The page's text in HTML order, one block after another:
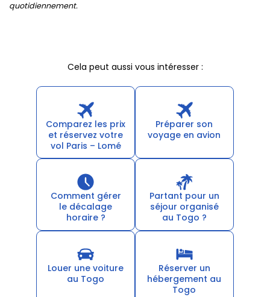
quotidiennement.
Cela peut aussi vous intéresser :
Comparez les prix
et réservez votre
vol Paris – Lomé
Préparer son
voyage en avion
Comment gérer
le décalage
horaire ?
Partant pour un
séjour organisé
au Togo ?
Louer une voiture
au Togo
Réserver un
hébergement au
Togo